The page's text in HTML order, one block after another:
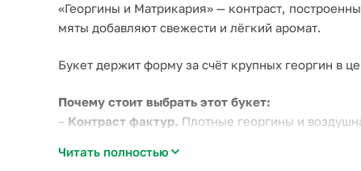
«Георгины и Матрикария» — контраст,
мяты добавляют свежести и лёгкий аромат.
Букет держит форму за счёт крупных георгин в
Почему стоит выбрать этот букет:
– Контраст фактур. Плотные георгины и
–Насыщенный красный.
Читать полностью